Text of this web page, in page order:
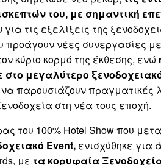
του, με σημαντική
τις εξελίξεις της
προάγουν νέες συνεργασίες
κύριο κορμό της έκθεσης, ενώ
μεγαλύτερο
παρουσιάζουν πραγματικές
στη νέα τους εποχή.
του 100% Hotel Show που
Event, ενισχύθηκε για
με τα κορυφαία